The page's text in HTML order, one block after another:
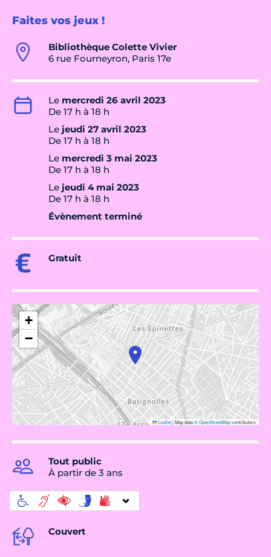
Faites vos jeux !
Bibliothèque Colette Vivier
6 rue Fourneyron, Paris 17e
Le mercredi 26 avril 2023
De 17 h à 18 h
Le jeudi 27 avril 2023
De 17 h à 18 h
Le mercredi 3 mai 2023
De 17 h à 18 h
Le jeudi 4 mai 2023
De 17 h à 18 h
Évènement terminé
Gratuit
+
−
Leaflet|Map data ©OpenStreetMapcontributors
Tout public
À partir de 3 ans
Couvert